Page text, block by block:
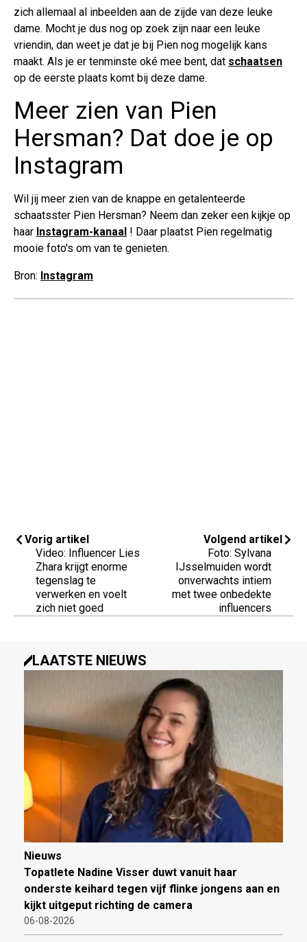
zich allemaal al inbeelden aan de zijde van deze leuke
dame. Mocht je dus nog op zoek zijn naar een leuke
vriendin, dan weet je dat je bij Pien nog mogelijk kans
maakt. Als je er tenminste oké mee bent, dat schaatsen
op de eerste plaats komt bij deze dame.
Meer zien van Pien
Hersman? Dat doe je op
Instagram
Wil jij meer zien van de knappe en getalenteerde
schaatsster Pien Hersman? Neem dan zeker een kijkje op
haar Instagram-kanaal ! Daar plaatst Pien regelmatig
mooie foto's om van te genieten.
Bron: Instagram
Vorig artikel
Video: Influencer Lies
Zhara krijgt enorme
tegenslag te
verwerken en voelt
zich niet goed
Volgend artikel
Foto: Sylvana
IJsselmuiden wordt
onverwachts intiem
met twee onbedekte
influencers
LAATSTE NIEUWS
Nieuws
Topatlete Nadine Visser duwt vanuit haar
onderste keihard tegen vijf flinke jongens aan en
kijkt uitgeput richting de camera
06-08-2026